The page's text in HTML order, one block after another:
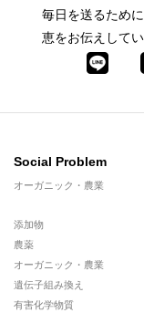
毎日を送るため
恵をお伝えしてい
Social Problem
オーガニック・農業
添加物
農薬
オーガニック・農業
遺伝子組み換え
有害化学物質